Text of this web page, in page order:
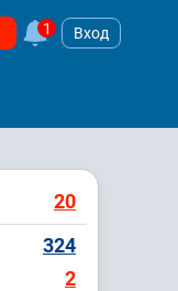
1 Вход
20
324
2